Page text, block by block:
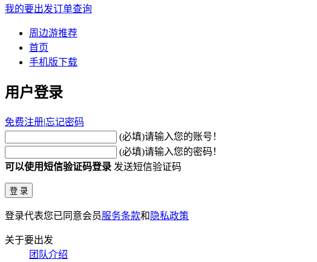
我的要出发订单查询
周边游推荐
首页
手机版下载
用户登录
免费注册|忘记密码
(必填)请输入您的账号！
(必填)请输入您的密码！
可以使用短信验证码登录 发送短信验证码
登录代表您已同意会员服务条款和 隐私政策
关于要出发
团队介绍